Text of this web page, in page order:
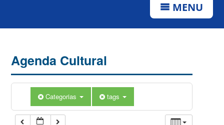
MENU
Agenda Cultural
Categorias tags
5:00